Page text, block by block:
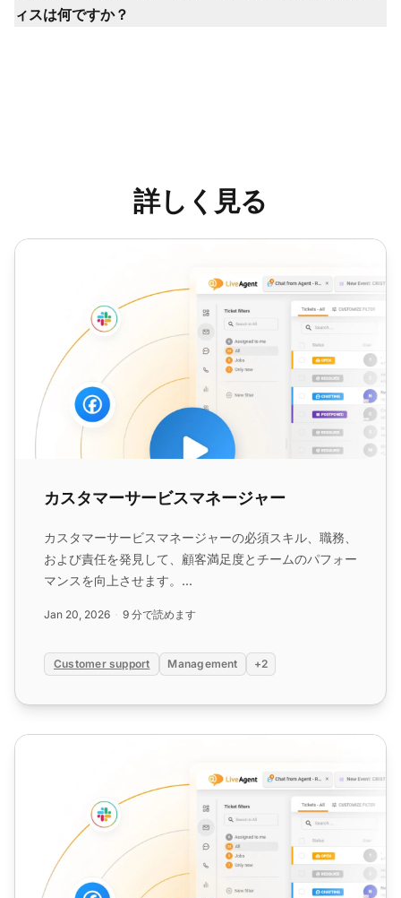
ィスは何ですか？
詳しく見る
カスタマーサービスマネージャー
カスタマーサービスマネージャー
カスタマーサービスマネージャーの必須スキル、職務、
および責任を発見して、顧客満足度とチームのパフォー
マンスを向上させます。...
Jan 20, 2026 9 分で読めます
Customer support Management +2
エスカレーション